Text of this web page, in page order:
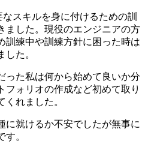
スキルを身に付けるための訓
ました。現役のエンジニアの方
訓練中や訓練方針に困った時は
た。
った私は何から始めて良いか分
フォリオの作成など初めて取り
れました。
に就けるか不安でしたが無事に
。